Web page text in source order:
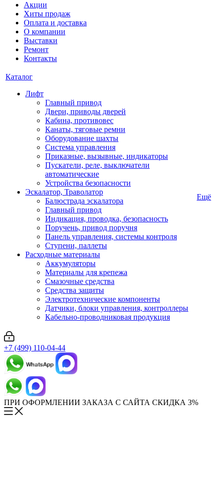
Акции
Хиты продаж
Оплата и доставка
О компании
Выставки
Ремонт
Контакты
Каталог
Лифт
Главный привод
Двери, приводы дверей
Кабина, противовес
Канаты, тяговые ремни
Оборудование шахты
Система управления
Приказные, вызывные, индикаторы
Пускатели, реле, выключатели
автоматические
Устройства безопасности
Эскалатор, Траволатор
Балюстрада эскалатора
Главный привод
Индикация, проводка, безопасность
Поручень, привод поручня
Панель управления, системы контроля
Ступени, паллеты
Расходные материалы
Аккумуляторы
Материалы для крепежа
Смазочные средства
Средства защиты
Электротехнические компоненты
Датчики, блоки управления, контроллеры
Кабельно-проводниковая продукция
Ещё
+7 (499) 110-04-44
ПРИ ОФОРМЛЕНИИ ЗАКАЗА С САЙТА СКИДКА 3%